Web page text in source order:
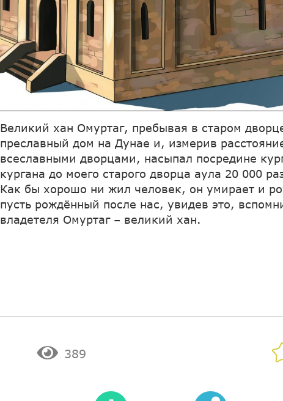
Великий хан Омуртаг, пребывая в старом
преславный дом на Дунае и, измерив
всеславными дворцами, насыпал посредине
кургана до моего старого дворца аула 20 000
Как бы хорошо ни жил человек, он умирает и
пусть рождённый после нас, увидев это,
владетеля Омуртаг – великий хан.
389